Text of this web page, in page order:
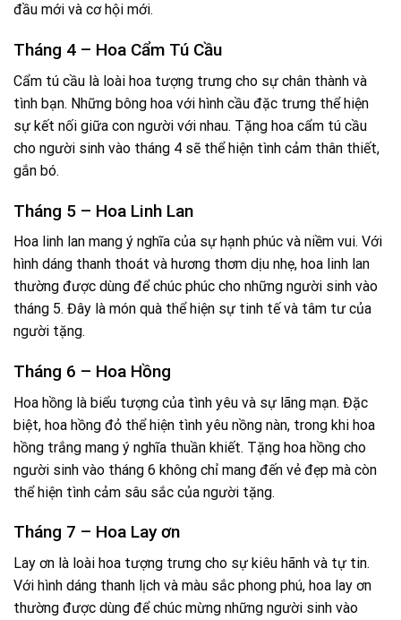
đầu mới và cơ hội mới.
Tháng 4 – Hoa Cẩm Tú Cầu
Cẩm tú cầu là loài hoa tượng trưng cho sự chân thành và
tình bạn. Những bông hoa với hình cầu đặc trưng thể hiện
sự kết nối giữa con người với nhau. Tặng hoa cẩm tú cầu
cho người sinh vào tháng 4 sẽ thể hiện tình cảm thân thiết,
gắn bó.
Tháng 5 – Hoa Linh Lan
Hoa linh lan mang ý nghĩa của sự hạnh phúc và niềm vui. Với
hình dáng thanh thoát và hương thơm dịu nhẹ, hoa linh lan
thường được dùng để chúc phúc cho những người sinh vào
tháng 5. Đây là món quà thể hiện sự tinh tế và tâm tư của
người tặng.
Tháng 6 – Hoa Hồng
Hoa hồng là biểu tượng của tình yêu và sự lãng mạn. Đặc
biệt, hoa hồng đỏ thể hiện tình yêu nồng nàn, trong khi hoa
hồng trắng mang ý nghĩa thuần khiết. Tặng hoa hồng cho
người sinh vào tháng 6 không chỉ mang đến vẻ đẹp mà còn
thể hiện tình cảm sâu sắc của người tặng.
Tháng 7 – Hoa Lay ơn
Lay ơn là loài hoa tượng trưng cho sự kiêu hãnh và tự tin.
Với hình dáng thanh lịch và màu sắc phong phú, hoa lay ơn
thường được dùng để chúc mừng những người sinh vào